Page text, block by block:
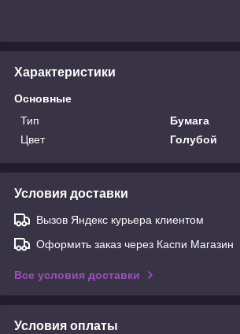
Характеристики
Основные
Тип
Бумага
Цвет
Голубой
Условия доставки
Вызов Яндекс курьера клиентом
Оформить заказ через Каспи Магазин
Все условия доставки
Условия оплаты